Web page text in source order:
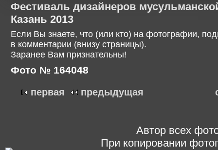
Фестиваль дизайнеров
Казань 2013
Если Вы знаете, что (или кто) на фотографии,
в комментарии (внизу страницы).
Заранее Вам признательны!
Фото № 164048
первая предыдущая
Автор всех
При копировании